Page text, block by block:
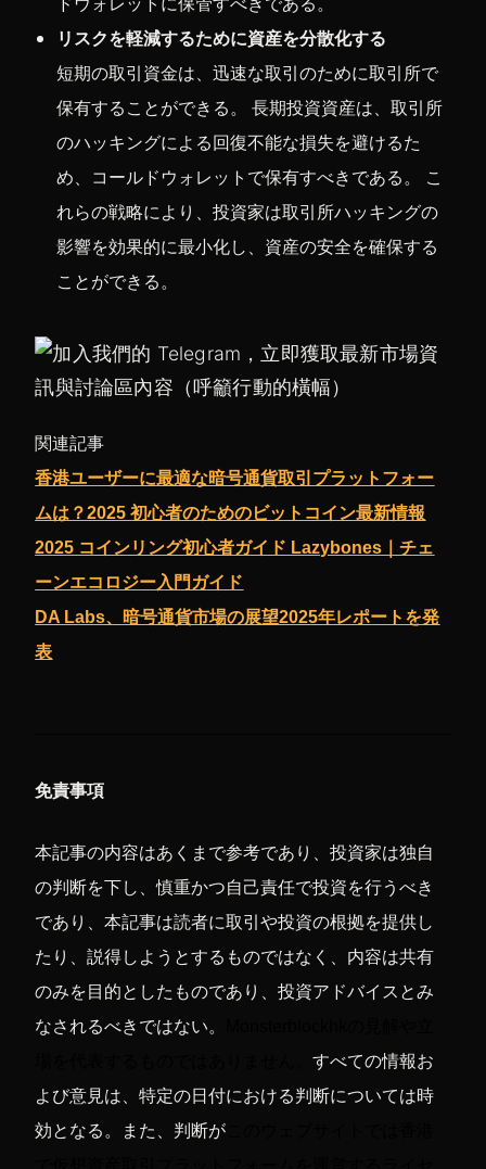
ドウォレットに保管すべきである。
リスクを軽減するために資産を分散化する
短期の取引資金は、迅速な取引のために取引所で
保有することができる。 長期投資資産は、取引所
のハッキングによる回復不能な損失を避けるた
め、コールドウォレットで保有すべきである。 こ
れらの戦略により、投資家は取引所ハッキングの
影響を効果的に最小化し、資産の安全を確保する
ことができる。
関連記事
香港ユーザーに最適な暗号通貨取引プラットフォー
ムは？2025 初心者のためのビットコイン最新情報
2025 コインリング初心者ガイド Lazybones｜チェ
ーンエコロジー入門ガイド
DA Labs、暗号通貨市場の展望2025年レポートを発
表
免責事項
本記事の内容はあくまで参考であり、投資家は独自
の判断を下し、慎重かつ自己責任で投資を行うべき
であり、本記事は読者に取引や投資の根拠を提供し
たり、説得しようとするものではなく、内容は共有
のみを目的としたものであり、投資アドバイスとみ
なされるべきではない。
場を代表するものではありません。すべての情報お
よび意見は、特定の日付における判断については時
効となる。また、判断が